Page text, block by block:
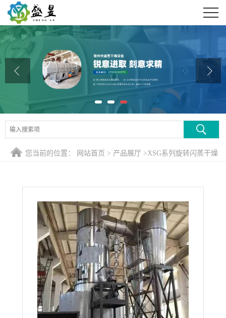
公司首页
公司介绍
公司动态
产品展厅
证书荣誉
联系方式
您当前的位置： 网站首页 > 产品展厅 >XSG系列旋转闪蒸干燥